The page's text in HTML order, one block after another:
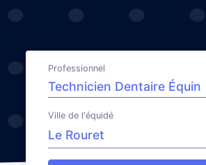
Professionnel
Ville de l'équidé